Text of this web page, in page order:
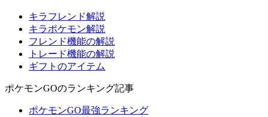
キラフレンド解説
キラポケモン解説
フレンド機能の解説
トレード機能の解説
ギフトのアイテム
ポケモンGOのランキング記事
ポケモンGO最強ランキング